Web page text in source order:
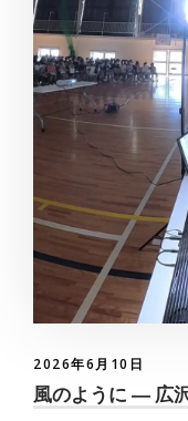
2026年6月10日
風のように ― 広